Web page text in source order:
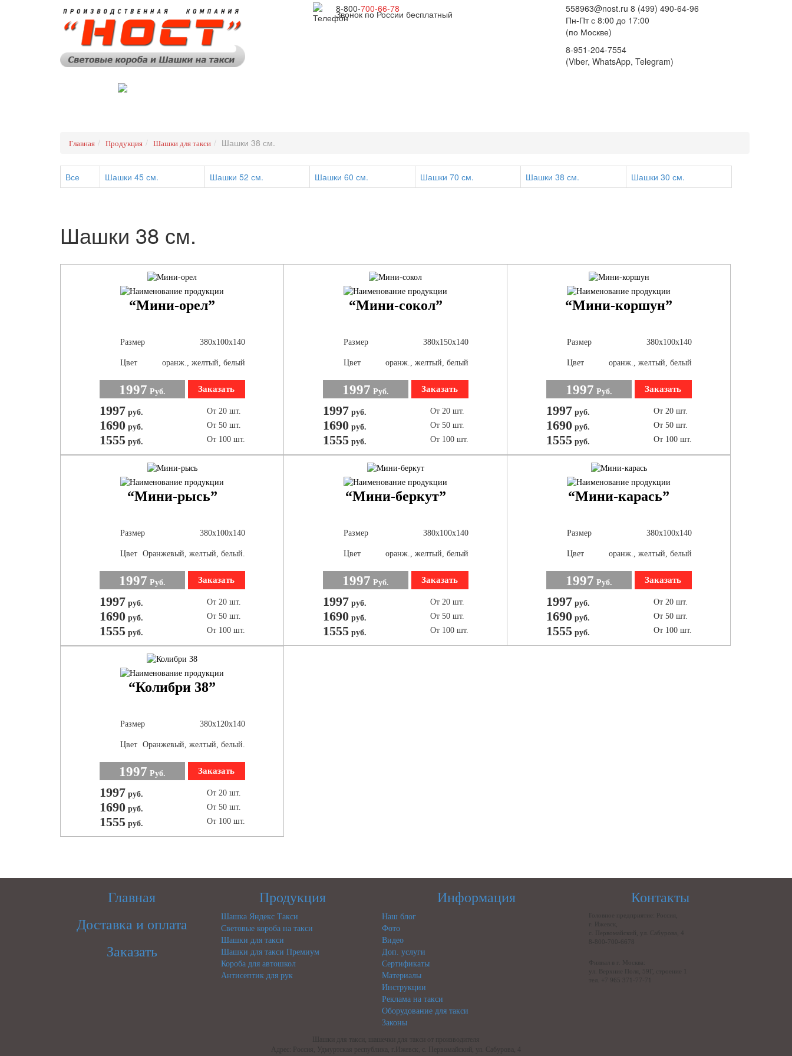
8-800-700-66-78
Звонок по России бесплатный 558963@nost.ru 8 (499) 490-64-96
Пн-Пт с 8:00 до 17:00
(по Москве)
8-951-204-7554
(Viber, WhatsApp, Telegram)
Главная Продукция Шашки для такси Шашки 38 см.
Все Шашки 45 см. Шашки 52 см. Шашки 60 см. Шашки 70 см. Шашки 38 см. Шашки 30 см.
Шашки 38 см.
“Мини-орел”
Размер 380х100х140
Цвет оранж., желтый, белый
1997 Руб. Заказать
1997 руб.
1690руб.
1555руб.
От 20 шт.
От 50 шт.
От 100 шт.
“Мини-сокол”
Размер 380х150х140
Цвет оранж., желтый, белый
1997 Руб. Заказать
1997 руб.
1690руб.
1555руб.
От 20 шт.
От 50 шт.
От 100 шт.
“Мини-коршун”
Размер 380х100х140
Цвет оранж., желтый, белый
1997 Руб. Заказать
1997 руб.
1690руб.
1555руб.
От 20 шт.
От 50 шт.
От 100 шт.
“Мини-рысь”
Размер 380х100х140
Цвет Оранжевый, желтый, белый.
1997 Руб. Заказать
1997 руб.
1690руб.
1555руб.
От 20 шт.
От 50 шт.
От 100 шт.
“Мини-беркут”
Размер 380х100х140
Цвет оранж., желтый, белый
1997 Руб. Заказать
1997 руб.
1690руб.
1555руб.
От 20 шт.
От 50 шт.
От 100 шт.
“Мини-карась”
Размер 380х100х140
Цвет оранж., желтый, белый
1997 Руб. Заказать
1997 руб.
1690руб.
1555руб.
От 20 шт.
От 50 шт.
От 100 шт.
“Колибри 38”
Размер 380х120х140
Цвет Оранжевый, желтый, белый.
1997 Руб. Заказать
1997 руб.
1690руб.
1555руб.
От 20 шт.
От 50 шт.
От 100 шт.
Главная
Доставка и оплата
Заказать
Продукция
Шашка Яндекс Такси
Световые короба на такси
Шашки для такси
Шашки для такси Премиум
Короба для автошкол
Антисептик для рук
Информация
Наш блог
Фото
Видео
Доп. услуги
Сертификаты
Материалы
Инструкции
Реклама на такси
Оборудование для такси
Законы
Контакты
Головное предприятие: Россия,
с. Первомайский, ул. Сабурова, 4
8-800-700-6678
Филиал в г. Москва:
ул. Верхние Поля, 59Г, строение 1
тел. +7 965 371-77-71
Шашки для такси, шашечки для такси от производителя
Адрес: Россия, Удмуртская республика, г.Ижевск, с. Первомайский, ул. Сабурова, 4